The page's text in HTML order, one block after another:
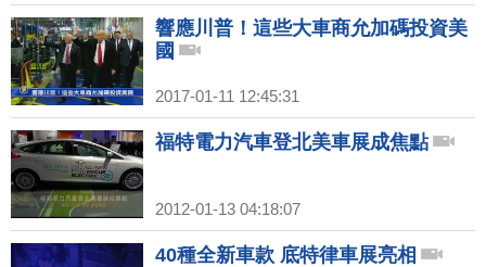
響應川普！這些大車商允加碼投資美
國
2017-01-11 12:45:31
福特電力汽車登北美車展成焦點
2012-01-13 04:18:07
40種全新車款 底特律車展亮相